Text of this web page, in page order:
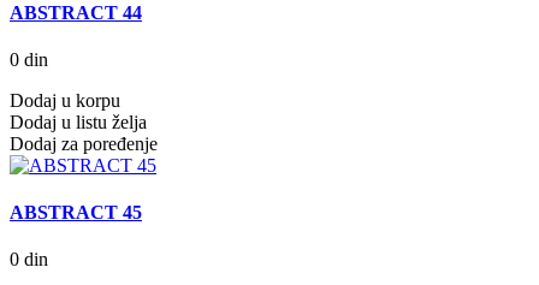
ABSTRACT 44
0 din
Dodaj u korpu
Dodaj u listu želja
Dodaj za poređenje
ABSTRACT 45
0 din